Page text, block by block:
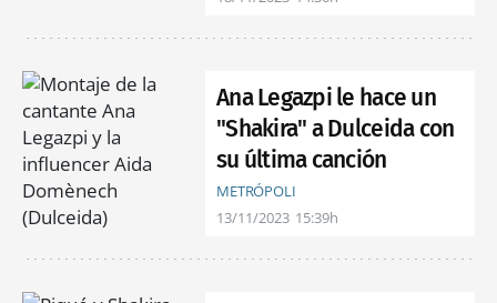
Ana Legazpi le hace un
"Shakira" a Dulceida con
su última canción
METRÓPOLI
13/11/2023 15:39h